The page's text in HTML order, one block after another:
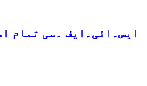
ایس۔ائی۔ایف ۔سی تمام